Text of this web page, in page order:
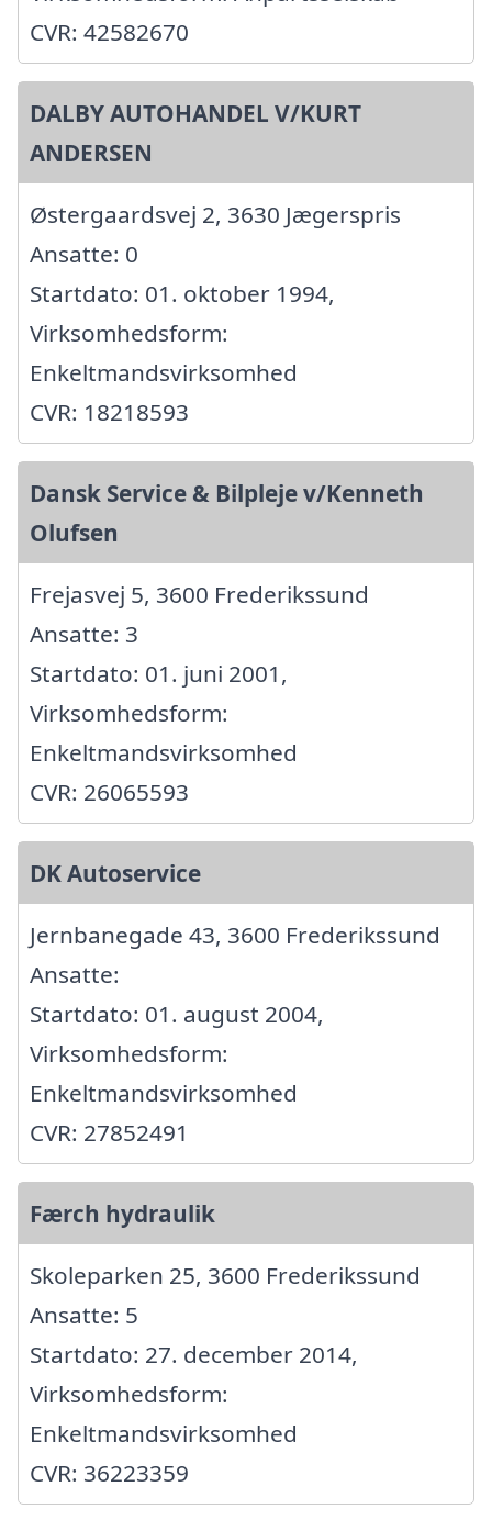
CVR: 42582670
DALBY AUTOHANDEL V/KURT
ANDERSEN
Østergaardsvej 2, 3630 Jægerspris
Ansatte: 0
Startdato: 01. oktober 1994,
Virksomhedsform:
Enkeltmandsvirksomhed
CVR: 18218593
Dansk Service & Bilpleje v/Kenneth
Olufsen
Frejasvej 5, 3600 Frederikssund
Ansatte: 3
Startdato: 01. juni 2001,
Virksomhedsform:
Enkeltmandsvirksomhed
CVR: 26065593
DK Autoservice
Jernbanegade 43, 3600 Frederikssund
Ansatte:
Startdato: 01. august 2004,
Virksomhedsform:
Enkeltmandsvirksomhed
CVR: 27852491
Færch hydraulik
Skoleparken 25, 3600 Frederikssund
Ansatte: 5
Startdato: 27. december 2014,
Virksomhedsform:
Enkeltmandsvirksomhed
CVR: 36223359